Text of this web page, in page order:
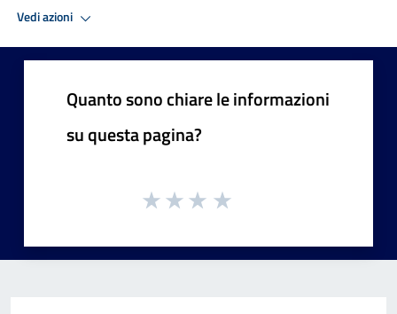
Vedi azioni
Quanto sono chiare le informazioni
su questa pagina?